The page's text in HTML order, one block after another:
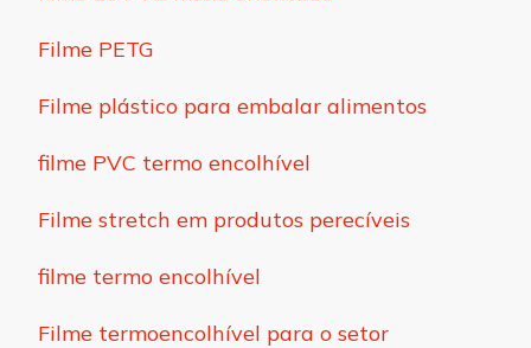
Filme PETG
Filme plástico para embalar alimentos
filme PVC termo encolhível
Filme stretch em produtos perecíveis
filme termo encolhível
Filme termoencolhível para o setor